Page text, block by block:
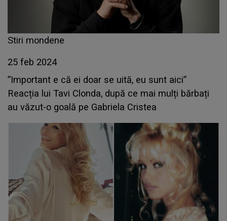
Stiri mondene
25 feb 2024
”Important e că ei doar se uită, eu sunt aici”
Reacția lui Tavi Clonda, după ce mai mulți bărbați
au văzut-o goală pe Gabriela Cristea